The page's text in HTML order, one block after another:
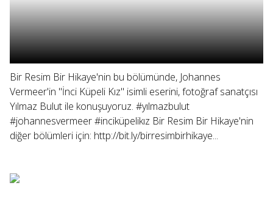
Bir Resim Bir Hikaye'nin bu bölümünde, Johannes
Vermeer'in "İnci Küpeli Kız" isimli eserini, fotoğraf sanatçısı
Yılmaz Bulut ile konuşuyoruz. #yılmazbulut
#johannesvermeer #inciküpelikız Bir Resim Bir Hikaye'nin
diğer bölümleri için: http://bit.ly/birresimbirhikaye...